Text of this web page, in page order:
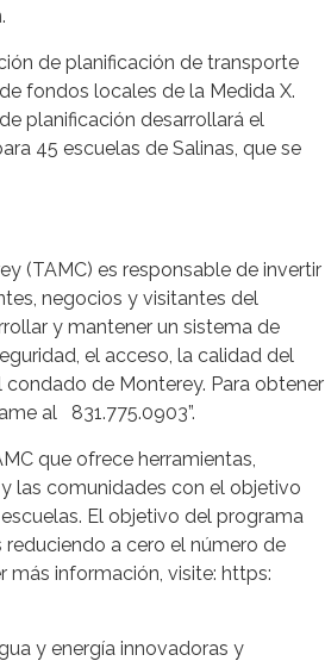
de planificación de transporte
fondos locales de la Medida X.
planificación desarrollará el
45 escuelas de Salinas, que se
(TAMC) es responsable de invertir
negocios y visitantes del
y mantener un sistema de
el acceso, la calidad del
de Monterey. Para obtener
al 831.775.0903”.
que ofrece herramientas,
las comunidades con el objetivo
El objetivo del programa
a cero el número de
más información, visite: https:
y energía innovadoras y